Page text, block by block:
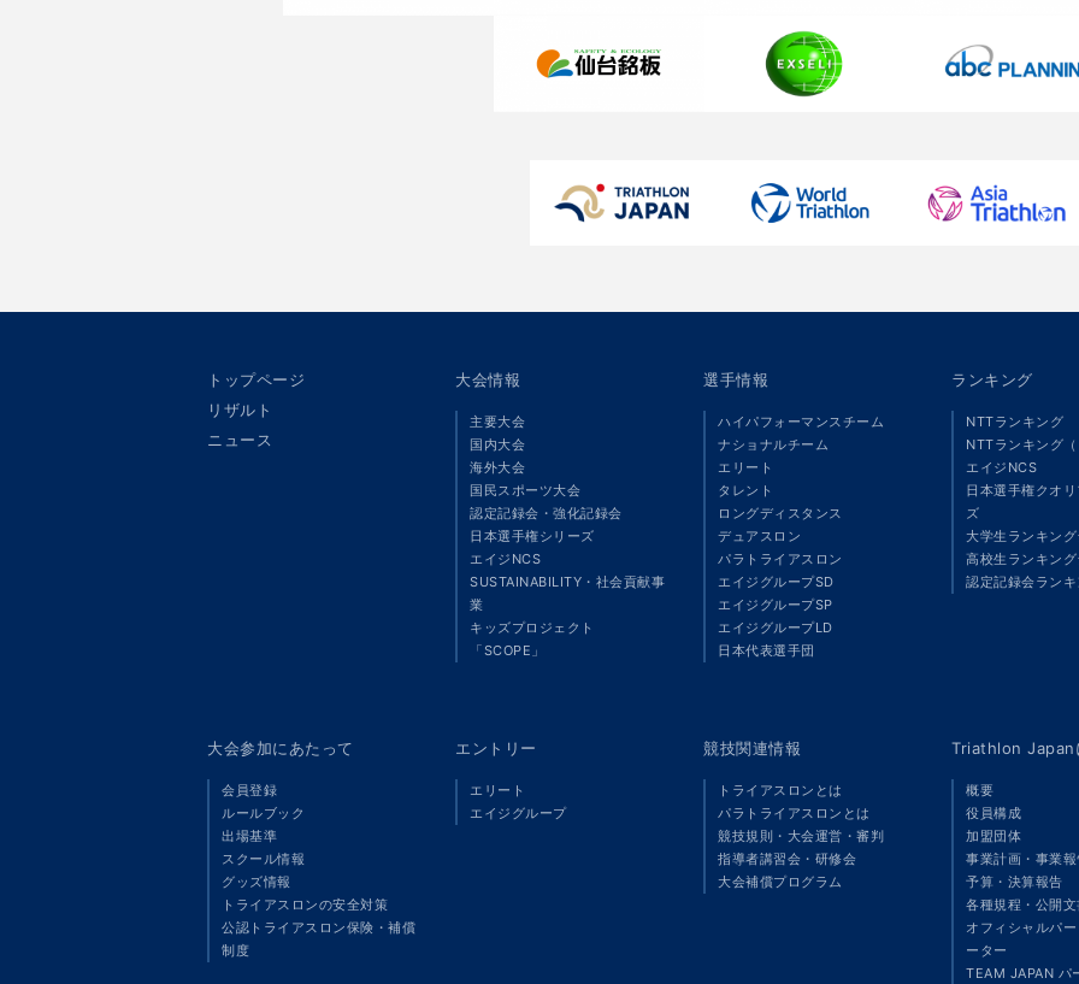
トップページ
リザルト
ニュース
大会情報
主要大会
国内大会
海外大会
国民スポーツ大会
認定記録会・強化記録会
日本選手権シリーズ
エイジNCS
SUSTAINABILITY・社会貢献事
業
キッズプロジェクト
「SCOPE」
選手情報
ハイパフォーマンスチーム
ナショナルチーム
エリート
タレント
ロングディスタンス
デュアスロン
パラトライアスロン
エイジグループSD
エイジグループSP
エイジグループLD
日本代表選手団
ランキング
NTTランキング
NTTランキング
エイジNCS
日本選手権クオ
ズ
大学生ランキン
高校生ランキン
認定記録会ラン
大会参加にあたって
会員登録
ルールブック
出場基準
スクール情報
グッズ情報
トライアスロンの安全対策
公認トライアスロン保険・補償
制度
エントリー
エリート
エイジグループ
競技関連情報
トライアスロンとは
パラトライアスロンとは
競技規則・大会運営・審判
指導者講習会・研修会
大会補償プログラム
Triathlon Japan
概要
役員構成
加盟団体
事業計画・事業
予算・決算報告
各種規程・公開
オフィシャルパ
ーター
TEAM JAPAN パ